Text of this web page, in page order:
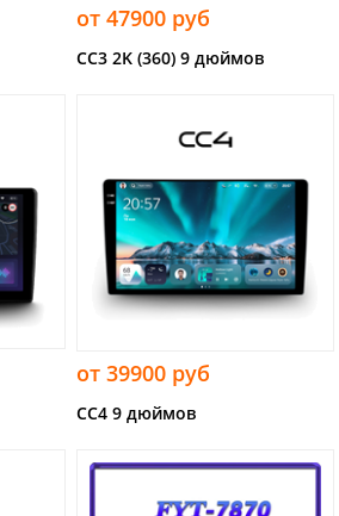
от 47900 руб
CC3 2K (360) 9 дюймов
от 39900 руб
CC4 9 дюймов